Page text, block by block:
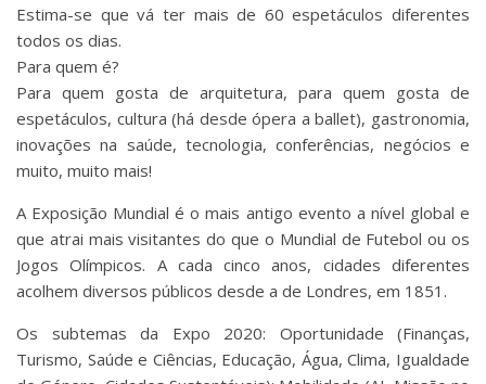
Estima-se que vá ter mais de 60 espetáculos diferentes
todos os dias.
Para quem é?
Para quem gosta de arquitetura, para quem gosta de
espetáculos, cultura (há desde ópera a ballet), gastronomia,
inovações na saúde, tecnologia, conferências, negócios e
muito, muito mais!
A Exposição Mundial é o mais antigo evento a nível global e
que atrai mais visitantes do que o Mundial de Futebol ou os
Jogos Olímpicos. A cada cinco anos, cidades diferentes
acolhem diversos públicos desde a de Londres, em 1851.
Os subtemas da Expo 2020: Oportunidade (Finanças,
Turismo, Saúde e Ciências, Educação, Água, Clima, Igualdade